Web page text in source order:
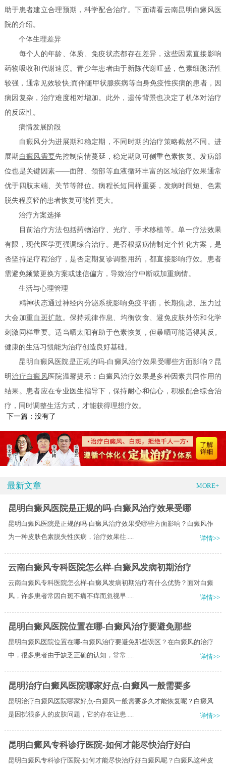
助于患者建立合理预期，科学配合治疗。下面请看云南昆明白癜风医
院的介绍。
个体生理差异
每个人的年龄、体质、免疫状态都存在差异，这些因素直接影响
药物吸收和代谢速度。青少年患者由于新陈代谢旺盛，色素细胞活性
较强，通常见效较快;而伴随甲状腺疾病等自身免疫性疾病的患者，因
病因复杂，治疗难度相对增加。此外，遗传背景也决定了机体对治疗
的反应性。
病情发展阶段
白癜风分为进展期和稳定期，不同时期的治疗策略截然不同。进
展期 白癜风需要先控制病情蔓延，稳定期则可侧重色素恢复。发病部
位也是关键因素——面部、颈部等血液循环丰富的区域治疗效果通常
优于四肢末端、关节等部位。病程长短同样重要，发病时间短、色素
脱失程度轻的患者恢复可能性更大。
治疗方案选择
目前治疗方法包括药物治疗、光疗、手术移植等。单一疗法效果
有限，现代医学更强调综合治疗。是否根据病情制定个性化方案，是
否坚持足疗程治疗，是否定期复诊调整用药，都直接影响疗效。患者
需避免频繁更换方案或迷信偏方，导致治疗中断或加重病情。
生活与心理管理
精神状态通过神经内分泌系统影响免疫平衡，长期焦虑、压力过
大会加重白斑扩散 。保持规律作息、均衡饮食、避免皮肤外伤和化学
刺激同样重要。适当晒太阳有助于色素恢复，但暴晒可能适得其反。
健康的生活习惯能为治疗创造良好基础。
昆明白癜风医院是正规的吗-白癜风治疗效果受哪些方面影响？昆
明治疗白癜风 医院温馨提示：白癜风治疗效果是多种因素共同作用的
结果。患者应在专业医生指导下，保持耐心和信心，积极配合综合治
疗，同时调整生活方式，才能获得理想疗效。
下一篇：没有了
最新文章 MORE+
昆明白癜风医院是正规的吗-白癜风治疗效果受哪
昆明白癜风医院是正规的吗-白癜风治疗效果受哪些方面影响？白癜风作
为一种皮肤色素脱失性疾病，治疗效果往.....
详情>>
云南白癜风专科医院怎么样-白癜风发病初期治疗
云南白癜风专科医院怎么样-白癜风发病初期治疗有什么优势？面对白癜
风，许多患者常因白斑不痛不痒而忽视早.....
详情>>
昆明白癜风医院位置在哪-白癜风治疗要避免那些
昆明白癜风医院位置在哪-白癜风治疗要避免那些误区？在白癜风的治疗
中，很多患者由于缺乏正确的认知，常常.....
详情>>
昆明治疗白癜风医院哪家好点-白癜风一般需要多
昆明治疗白癜风医院哪家好点-白癜风一般需要多久才能恢复呢？白癜风
是困扰很多人的皮肤问题，它的存在让患.....
详情>>
昆明白癜风专科诊疗医院-如何才能尽快治疗好白
昆明白癜风专科诊疗医院-如何才能尽快治疗好白癜风呢？白癜风这种皮